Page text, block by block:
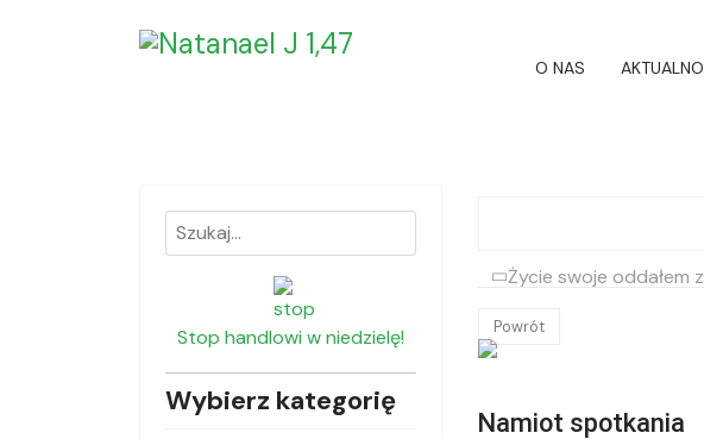
O NAS
Stop handlowi w niedzielę!
Wybierz kategorię
Życie swoje oddałem
Powrót
Namiot spotkania